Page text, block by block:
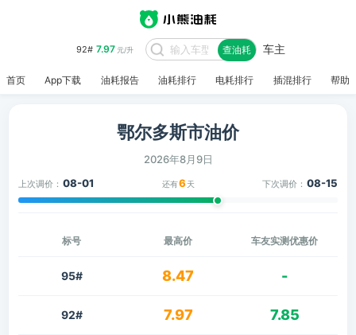
92# 7.97元/升 查油耗 车主
首页 App下载 油耗报告 油耗排行 电耗排行 插混排行 帮助
鄂尔多斯市油价
2026年8月9日
上次调价： 08-01 还有6 天 下次调价： 08-15
标号 最高价 车友实测优惠价
95# 8.47 -
92# 7.97 7.85